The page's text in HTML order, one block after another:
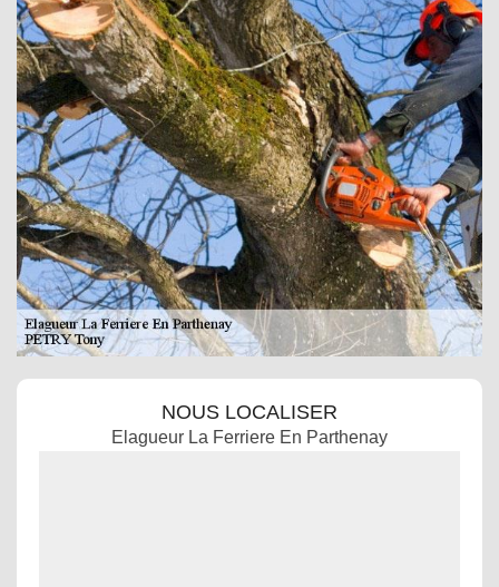
NOUS LOCALISER
Elagueur La Ferriere En Parthenay